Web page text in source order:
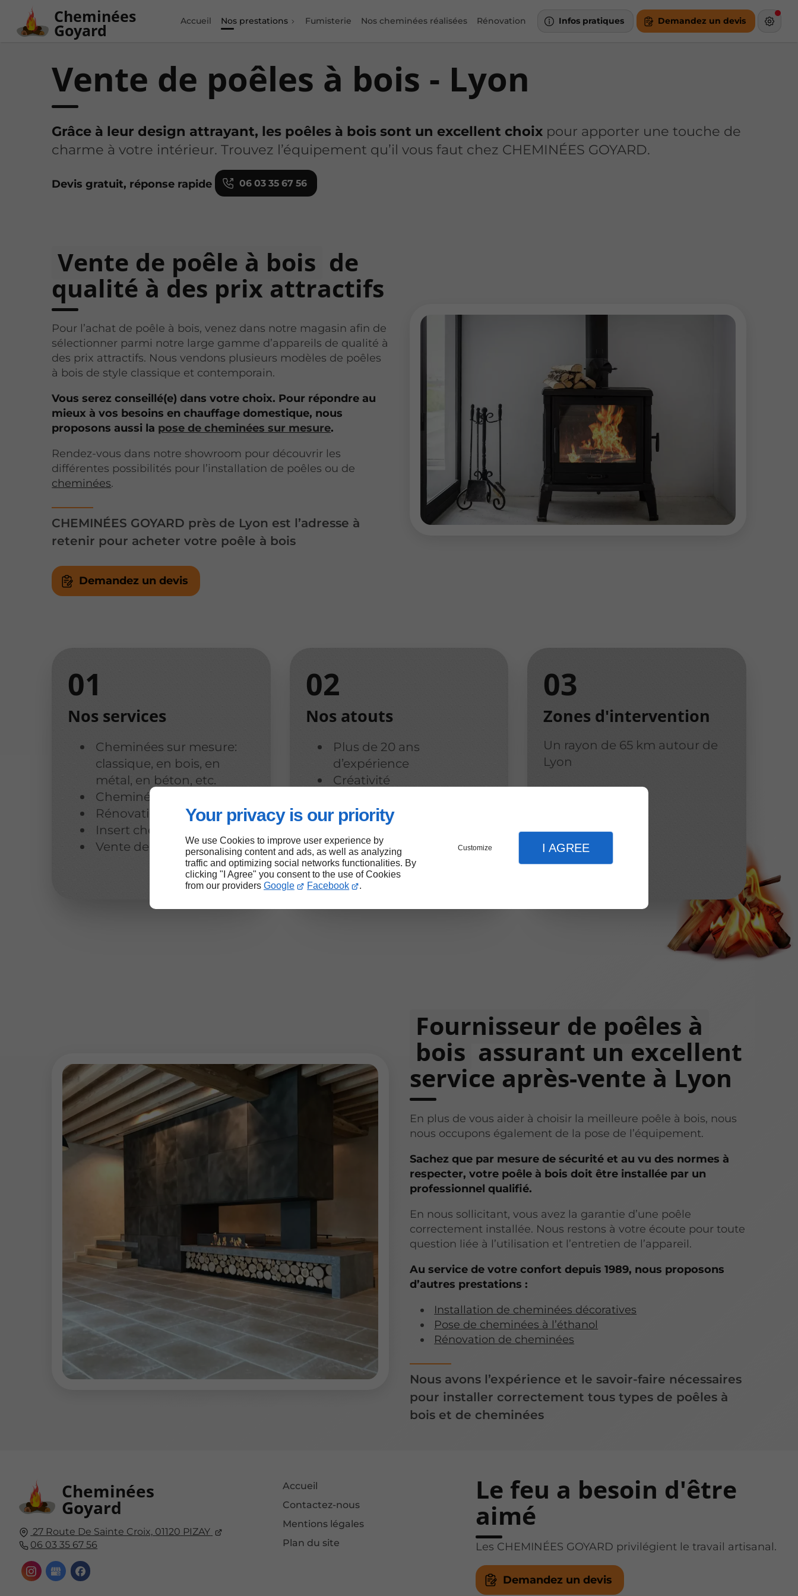
Your privacy is our priority
We use Cookies to improve user experience by
personalising content and ads, as well as analyzing
traffic and optimizing social networks functionalities. By
clicking "I Agree" you consent to the use of Cookies
from our providers Google Facebook .
Customize I AGREE
Cheminées
Goyard
Accueil Nos prestations Fumisterie Nos cheminées réalisées Rénovation Infos pratiques Demandez un devis
Vente de poêles à bois - Lyon
Grâce à leur design attrayant, les poêles à bois sont un excellent choix pour apporter une touche de
charme à votre intérieur. Trouvez l’équipement qu’il vous faut chez CHEMINÉES GOYARD.
Devis gratuit, réponse rapide 06 03 35 67 56
Vente de poêle à bois de
qualité à des prix attractifs
Pour l’achat de poêle à bois, venez dans notre magasin afin de
sélectionner parmi notre large gamme d’appareils de qualité à
des prix attractifs. Nous vendons plusieurs modèles de poêles
à bois de style classique et contemporain.
Vous serez conseillé(e) dans votre choix. Pour répondre au
mieux à vos besoins en chauffage domestique, nous
proposons aussi la pose de cheminées sur mesure.
Rendez-vous dans notre showroom pour découvrir les
différentes possibilités pour l’installation de poêles ou de
cheminées.
CHEMINÉES GOYARD près de Lyon est l’adresse à
retenir pour acheter votre poêle à bois
Demandez un devis
Nos services
Cheminées sur mesure:
classique, en bois, en
métal, en béton, etc.
Cheminées éthanol
Rénovation de cheminées
Insert cheminée
Vente de poêles à bois
Nos atouts
Plus de 20 ans
d’expérience
Créativité
Passion pour le métier
Devis gratuit
Rapidité d’intervention
Schéma 3D numérique
Zones d'intervention
Un rayon de 65 km autour de
Lyon
Fournisseur de poêles à
bois assurant un excellent
service après-vente à Lyon
En plus de vous aider à choisir la meilleure poêle à bois, nous
nous occupons également de la pose de l’équipement.
Sachez que par mesure de sécurité et au vu des normes à
respecter, votre poêle à bois doit être installée par un
professionnel qualifié.
En nous sollicitant, vous avez la garantie d’une poêle
correctement installée. Nous restons à votre écoute pour toute
question liée à l’utilisation et l’entretien de l’appareil.
Au service de votre confort depuis 1989, nous proposons
d’autres prestations :
Installation de cheminées décoratives
Pose de cheminées à l’éthanol
Rénovation de cheminées
Nous avons l’expérience et le savoir-faire nécessaires
pour installer correctement tous types de poêles à
bois et de cheminées
Cheminées
Goyard
27 Route De Sainte Croix, 01120 PIZAY
06 03 35 67 56
Accueil
Contactez-nous
Mentions légales
Plan du site
Le feu a besoin d'être
aimé
Les CHEMINÉES GOYARD privilégient le travail artisanal.
Demandez un devis